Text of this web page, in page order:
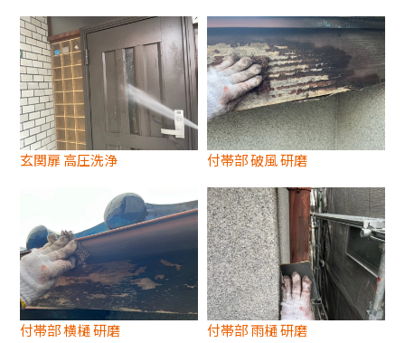
玄関扉 高圧洗浄 付帯部 破風 研磨
付帯部 横樋 研磨 付帯部 雨樋 研磨